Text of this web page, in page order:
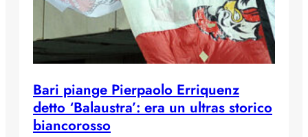
Bari piange Pierpaolo Erriquenz
detto ‘Balaustra’: era un ultras storico
biancorosso